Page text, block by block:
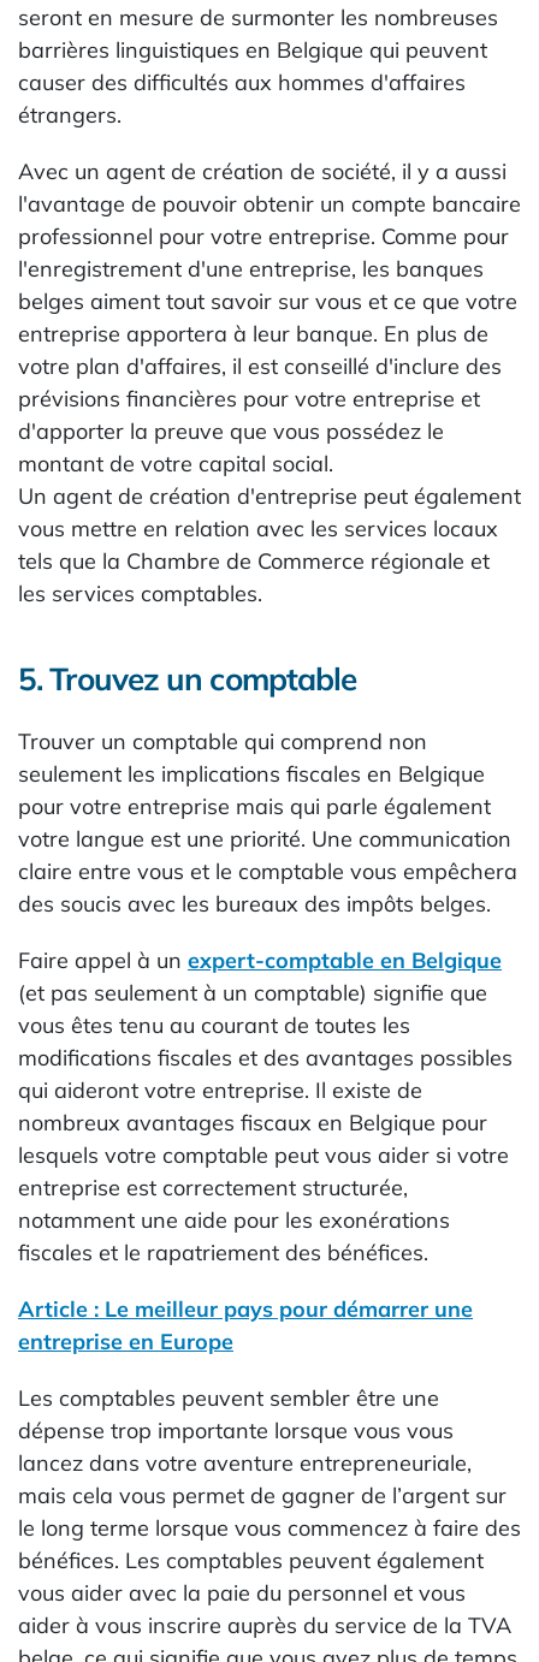
seront en mesure de surmonter les nombreuses
barrières linguistiques en Belgique qui peuvent
causer des difficultés aux hommes d'affaires
étrangers.
Avec un agent de création de société, il y a aussi
l'avantage de pouvoir obtenir un compte bancaire
professionnel pour votre entreprise. Comme pour
l'enregistrement d'une entreprise, les banques
belges aiment tout savoir sur vous et ce que votre
entreprise apportera à leur banque. En plus de
votre plan d'affaires, il est conseillé d'inclure des
prévisions financières pour votre entreprise et
d'apporter la preuve que vous possédez le
montant de votre capital social.
Un agent de création d'entreprise peut également
vous mettre en relation avec les services locaux
tels que la Chambre de Commerce régionale et
les services comptables.
5. Trouvez un comptable
Trouver un comptable qui comprend non
seulement les implications fiscales en Belgique
pour votre entreprise mais qui parle également
votre langue est une priorité. Une communication
claire entre vous et le comptable vous empêchera
des soucis avec les bureaux des impôts belges.
Faire appel à un expert-comptable en Belgique
(et pas seulement à un comptable) signifie que
vous êtes tenu au courant de toutes les
modifications fiscales et des avantages possibles
qui aideront votre entreprise. Il existe de
nombreux avantages fiscaux en Belgique pour
lesquels votre comptable peut vous aider si votre
entreprise est correctement structurée,
notamment une aide pour les exonérations
fiscales et le rapatriement des bénéfices.
Article : Le meilleur pays pour démarrer une
entreprise en Europe
Les comptables peuvent sembler être une
dépense trop importante lorsque vous vous
lancez dans votre aventure entrepreneuriale,
mais cela vous permet de gagner de l’argent sur
le long terme lorsque vous commencez à faire des
bénéfices. Les comptables peuvent également
vous aider avec la paie du personnel et vous
aider à vous inscrire auprès du service de la TVA